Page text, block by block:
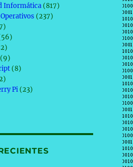
Informática(817)
(237)
(8)
Pi(23)